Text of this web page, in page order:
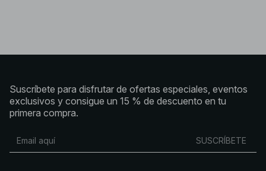
Suscríbete para disfrutar de ofertas especiales, eventos
exclusivos y consigue un 15 % de descuento en tu
primera compra.
SUSCRÍBETE